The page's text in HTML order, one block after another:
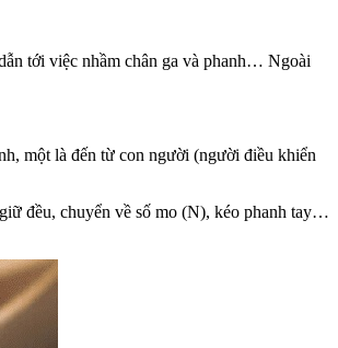
tới việc nhầm chân ga và phanh… Ngoài
một là đến từ con người (người điều khiển
đều, chuyển về số mo (N), kéo phanh tay…